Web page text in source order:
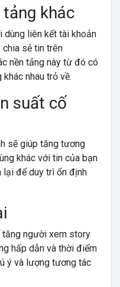
tảng khác
dùng liên kết tài khoản
chia sẻ tin trên
nền tảng này từ đó có
nhau trỏ về.
suất cố
sẽ giúp tăng tương
khác với tin của bạn
lại để duy trì ổn định
tăng người xem story
hấp dẫn và thời điểm
ý và lượng tương tác